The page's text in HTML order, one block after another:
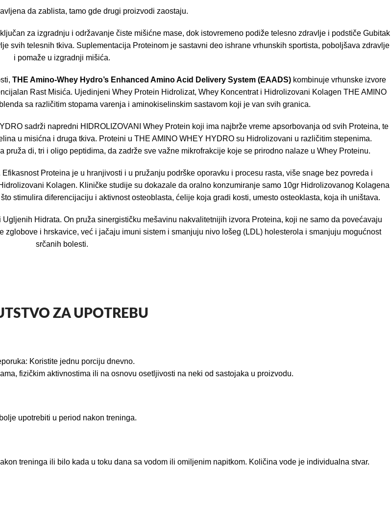
da zablista, tamo gde drugi proizvodi zaostaju.
za izgradnju i održavanje čiste mišićne mase, dok istovremeno podiže telesno zdravlje i podstiče Gubitak
svih telesnih tkiva. Suplementacija Proteinom je sastavni deo ishrane vrhunskih sportista, poboljšava zdravlje
i pomaže u izgradnji mišića.
THE Amino-Whey Hydro’s Enhanced Amino Acid Delivery System (EAADS) kombinuje vrhunske izvore
Rast Misića. Ujedinjeni Whey Protein Hidrolizat, Whey Koncentrat i Hidrolizovani Kolagen THE AMINO
sa različitim stopama varenja i aminokiselinskim sastavom koji je van svih granica.
sadrži napredni HIDROLIZOVANI Whey Protein koji ima najbrže vreme apsorbovanja od svih Proteina, te
u misićna i druga tkiva. Proteini u THE AMINO WHEY HYDRO su Hidrolizovani u različitim stepenima.
di, tri i oligo peptidima, da zadrže sve važne mikrofrakcije koje se prirodno nalaze u Whey Proteinu.
Proteina je u hranjivosti i u pružanju podrške oporavku i procesu rasta, više snage bez povreda i
Kolagen. Kliničke studije su dokazale da oralno konzumiranje samo 10gr Hidrolizovanog Kolagena
stimulira diferencijaciju i aktivnost osteoblasta, ćelije koja gradi kosti, umesto osteoklasta, koja ih uništava.
Hidrata. On pruža sinergističku mešavinu nakvalitetnijih izvora Proteina, koji ne samo da povećavaju
i hrskavice, već i jačaju imuni sistem i smanjuju nivo lošeg (LDL) holesterola i smanjuju mogućnost
srčanih bolesti.
ZA UPOTREBU
Koristite jednu porciju dnevno.
fizičkim aktivnostima ili na osnovu osetljivosti na neki od sastojaka u proizvodu.
upotrebiti u period nakon treninga.
treninga ili bilo kada u toku dana sa vodom ili omiljenim napitkom. Količina vode je individualna stvar.